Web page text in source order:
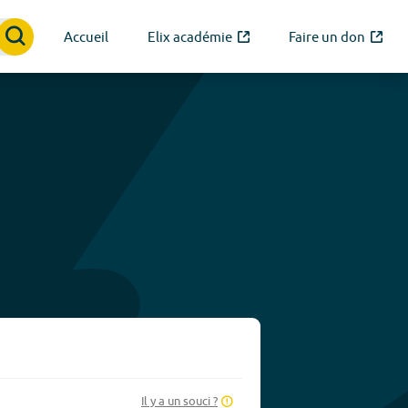
Accueil Elix académie Faire un don
Il y a un souci ?